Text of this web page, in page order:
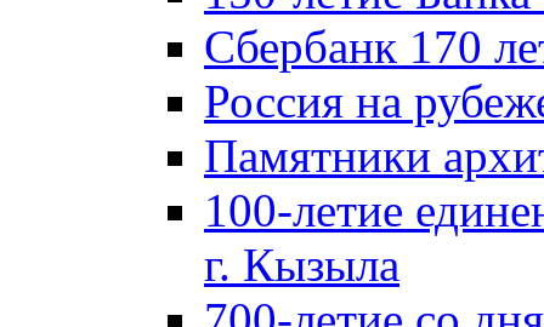
Сбербанк 170
Россия на
Памятники
100-летие
г. Кызыла